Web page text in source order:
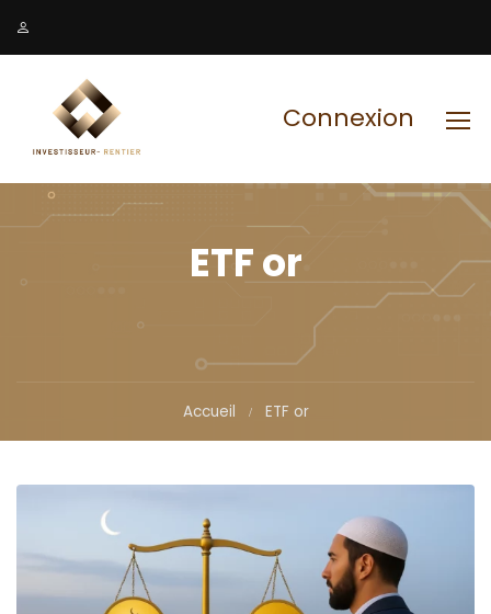
Connexion
ETF or
Accueil ETF or